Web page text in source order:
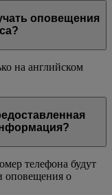
оповещения
на английском
телефона будут
оповещения о